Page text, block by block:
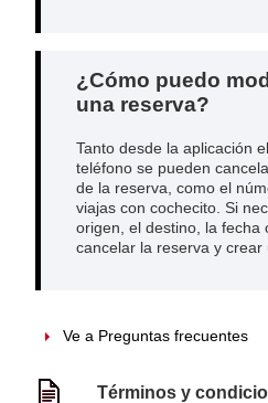
¿Cómo puedo
una reserva?
Tanto desde la aplicación
teléfono se pueden
de la reserva, como el
viajas con cochecito. Si
origen, el destino, la fecha
cancelar la reserva y crear
Ve a Preguntas frecuentes
Términos y